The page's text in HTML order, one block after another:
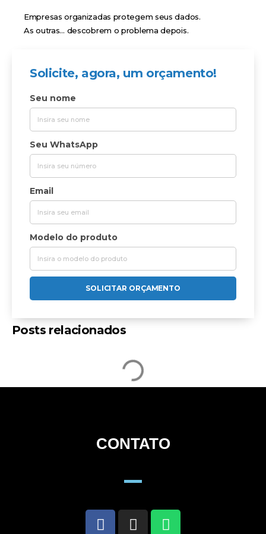
Empresas organizadas protegem seus dados.
As outras… descobrem o problema depois.
Solicite, agora, um orçamento!
Seu nome
Seu WhatsApp
Email
Modelo do produto
SOLICITAR ORÇAMENTO
Posts relacionados
CONTATO